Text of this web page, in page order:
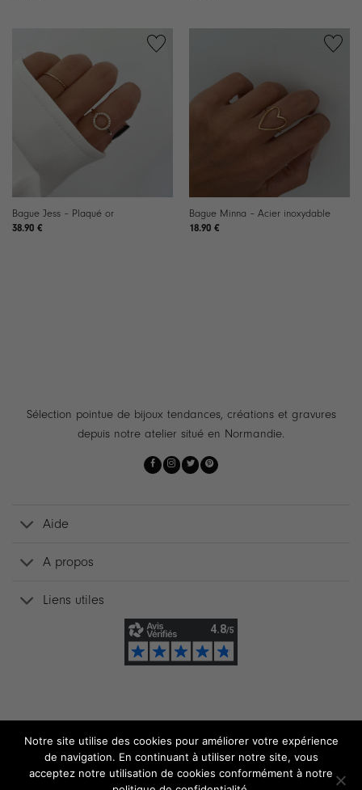
Bague Jess – Plaqué or
38.90 €
Bague Minna – Acier inoxydable
18.90 €
Sélection pointue de bijoux tendances, créations et gravures
depuis notre atelier situé en Normandie.
Aide
A propos
Liens utiles
Notre site utilise des cookies pour améliorer votre expérience
de navigation. En continuant à utiliser notre site, vous
acceptez notre utilisation de cookies conformément à notre